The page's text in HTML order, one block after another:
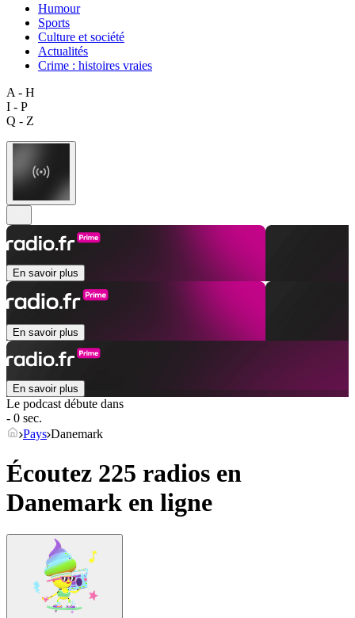
Humour
Sports
Culture et société
Actualités
Crime : histoires vraies
A - H
I - P
Q - Z
En savoir plus
En savoir plus
En savoir plus
Le podcast débute dans
- 0 sec.
Pays Danemark
Écoutez 225 radios en
Danemark en ligne